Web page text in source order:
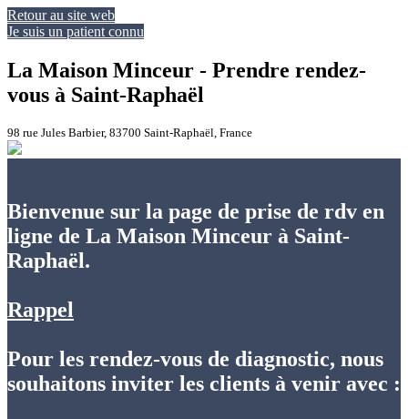
Retour au site web
Je suis un patient connu
La Maison Minceur - Prendre rendez-
vous à Saint-Raphaël
98 rue Jules Barbier, 83700 Saint-Raphaël, France
Bienvenue sur la page de prise de rdv en
ligne de La Maison Minceur à Saint-
Raphaël.
Rappel
Pour les rendez-vous de diagnostic, nous
souhaitons inviter les clients à venir avec :